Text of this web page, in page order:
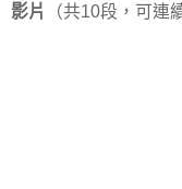
影片 （共10段，可連